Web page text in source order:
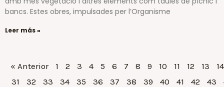
bancs. Estes obres, impulsades per l’Organisme
Leer más »
« Anterior 1 2 3 4 5 6 7 8 9 10 11 12 13
14
31
32 33 34 35 36 37 38 39 40 41 42 43